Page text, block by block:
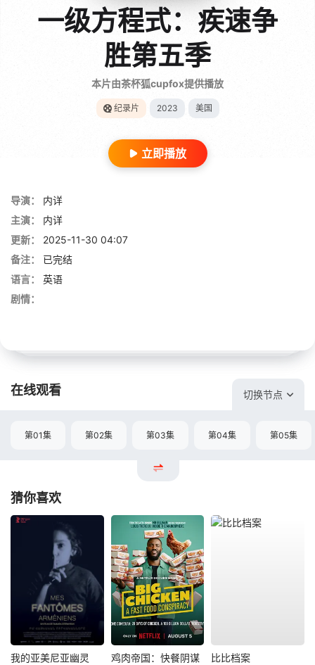
一级方程式：疾速争
胜第五季
本片由茶杯狐cupfox提供播放
纪录片 2023 美国
立即播放
导演：
内详
主演：
内详
更新：
2025-11-30 04:07
备注：
已完结
语言：
英语
剧情：
在线观看 切换节点
第01集 第02集 第03集 第04集 第05集
猜你喜欢
我的亚美尼亚幽灵 鸡肉帝国：快餐阴谋 比比档案